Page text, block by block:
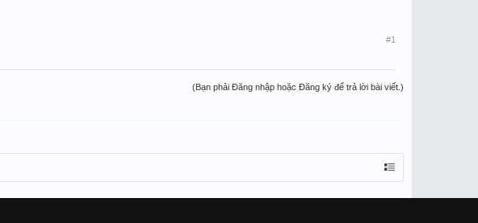
#1
(Bạn phải Đăng nhập hoặc Đăng ký để trả lời bài viết.)